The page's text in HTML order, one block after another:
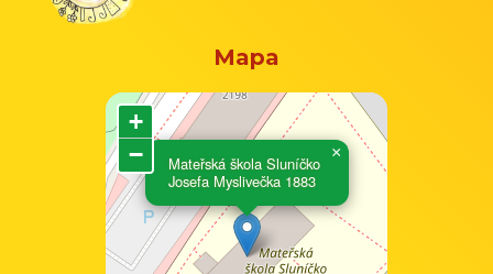
Mapa
Mateřská škola Sluníčko
Josefa Myslivečka 1883
×
+
−